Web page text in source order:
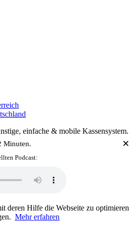
einfache & mobile Kassensystem.
✕
Minuten.
Podcast:
deren Hilfe die Webseite zu optimieren
Mehr erfahren